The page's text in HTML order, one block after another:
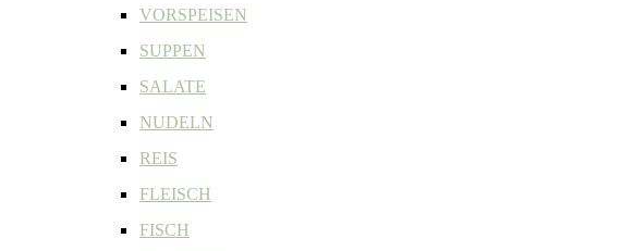
VORSPEISEN
SUPPEN
SALATE
NUDELN
REIS
FLEISCH
FISCH